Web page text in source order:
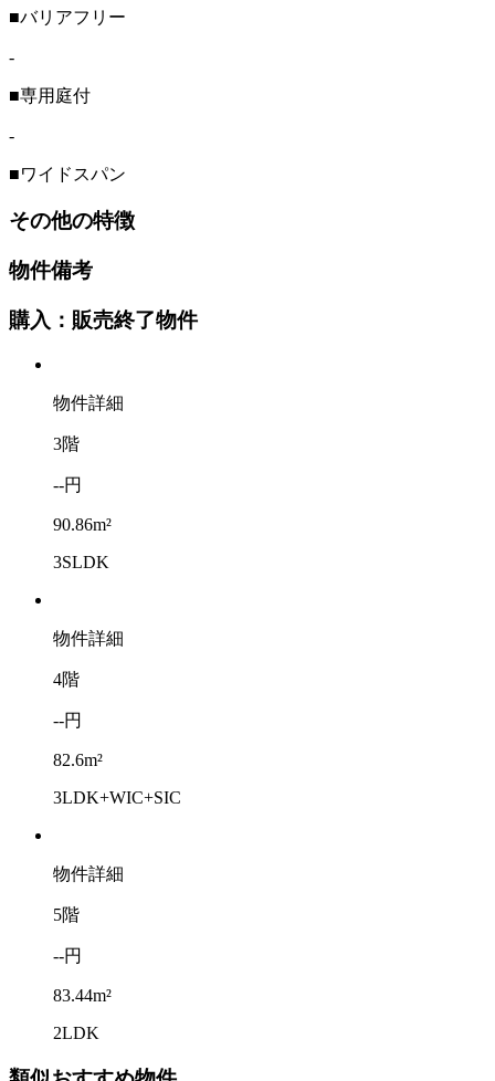
■バリアフリー
-
■専用庭付
-
■ワイドスパン
その他の特徴
物件備考
購入：販売終了物件
物件詳細
3階
--円
90.86m²
3SLDK
物件詳細
4階
--円
82.6m²
3LDK+WIC+SIC
物件詳細
5階
--円
83.44m²
2LDK